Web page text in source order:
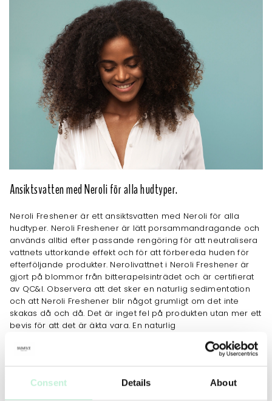
Consent Details About
Ansiktsvatten med Neroli för alla hudtyper.
Neroli Freshener är ett ansiktsvatten med Neroli för alla
hudtyper. Neroli Freshener är lätt porsammandragande och
används alltid efter passande rengöring för att neutralisera
vattnets uttorkande effekt och för att förbereda huden för
efterföljande produkter. Nerolivattnet i Neroli Freshener är
gjort på blommor från bitterapelsinträdet och är certifierat
av QC&I. Observera att det sker en naturlig sedimentation
och att Neroli Freshener blir något grumligt om det inte
skakas då och då. Det är inget fel på produkten utan mer ett
bevis för att det är äkta vara. En naturlig
Självkonserverande system.